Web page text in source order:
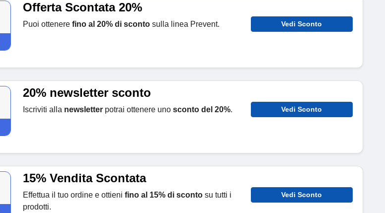
Offerta Scontata 20%
Puoi ottenerefino al 20% di scontosulla linea Prevent. Vedi Sconto
20% newsletter sconto
Iscriviti alla newsletter potrai ottenere uno sconto del 20%. Vedi Sconto
15% Vendita Scontata
Effettua il tuo ordine e ottieni fino al 15% di scontosu tutti i
prodotti.
Vedi Sconto